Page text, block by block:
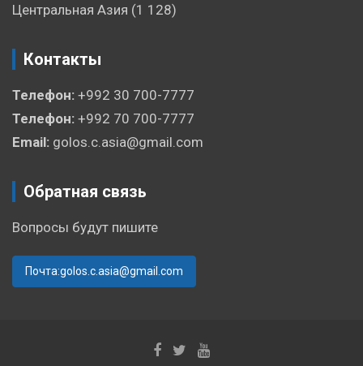
Центральная Азия (1 128)
Контакты
Телефон: +992 30 700-7777
Телефон: +992 70 700-7777
Email: golos.c.asia@gmail.com
Обратная связь
Вопросы будут пишите
Почта:golos.c.asia@gmail.com